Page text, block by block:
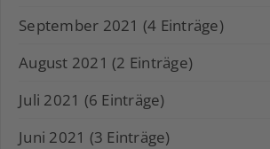
September 2021 (4 Einträge)
August 2021 (2 Einträge)
Juli 2021 (6 Einträge)
Juni 2021 (3 Einträge)